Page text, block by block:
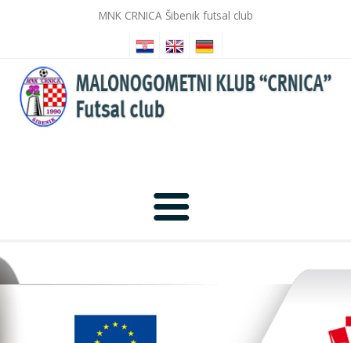
MNK CRNICA Šibenik futsal club